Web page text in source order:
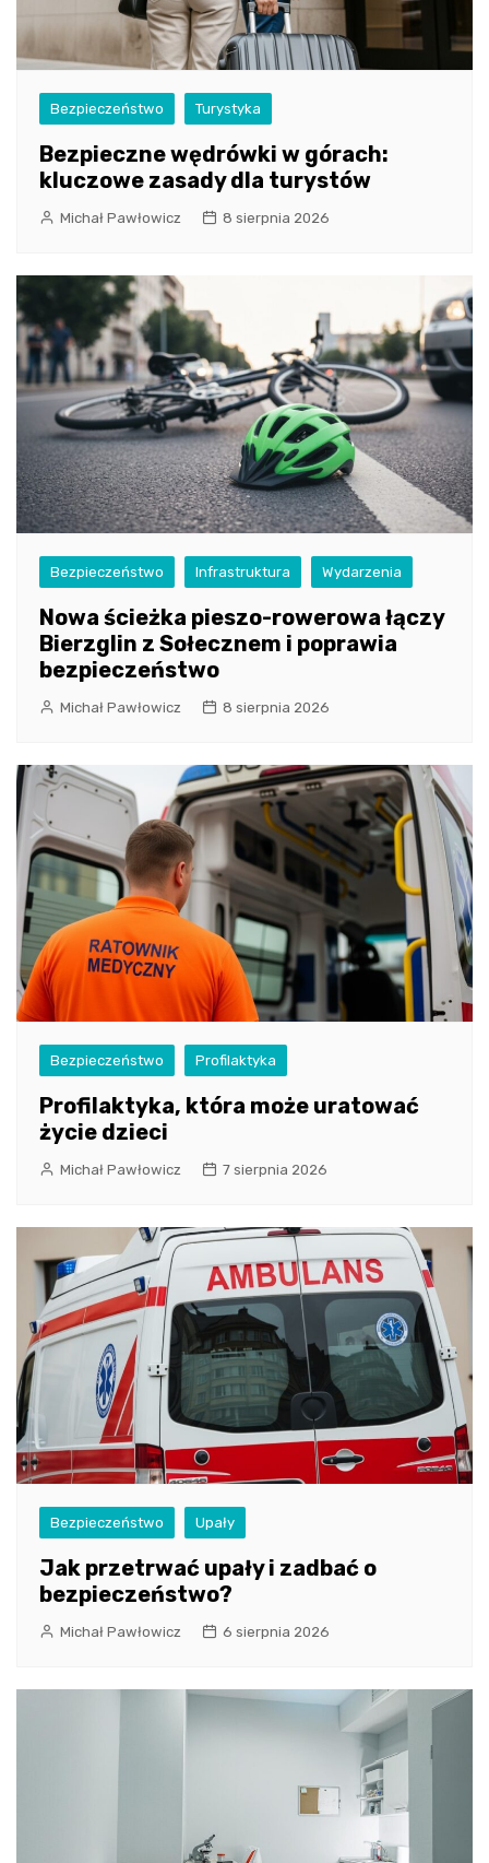
Bezpieczeństwo Turystyka
Bezpieczne wędrówki w górach:
kluczowe zasady dla turystów
Michał Pawłowicz 8 sierpnia 2026
Bezpieczeństwo Infrastruktura Wydarzenia
Nowa ścieżka pieszo-rowerowa łączy
Bierzglin z Sołecznem i poprawia
bezpieczeństwo
Michał Pawłowicz 8 sierpnia 2026
Bezpieczeństwo Profilaktyka
Profilaktyka, która może uratować
życie dzieci
Michał Pawłowicz 7 sierpnia 2026
Bezpieczeństwo Upały
Jak przetrwać upały i zadbać o
bezpieczeństwo?
Michał Pawłowicz 6 sierpnia 2026